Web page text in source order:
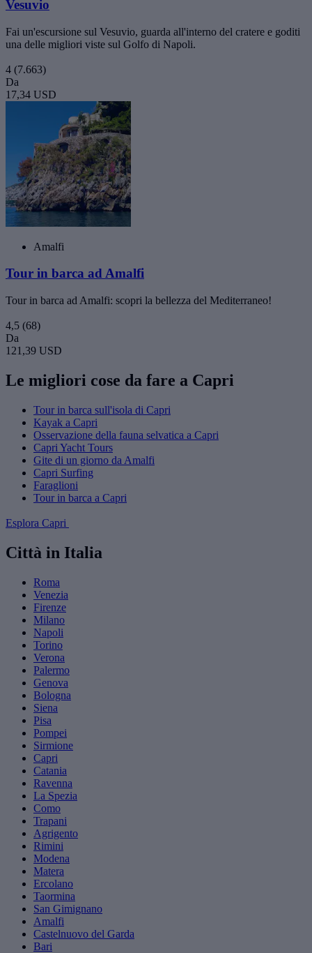
Vesuvio
Fai un'escursione sul Vesuvio, guarda all'interno del cratere e goditi
una delle migliori viste sul Golfo di Napoli.
4 (7.663)
Da
17,34 USD
Amalfi
Tour in barca ad Amalfi
Tour in barca ad Amalfi: scopri la bellezza del Mediterraneo!
4,5 (68)
Da
121,39 USD
Le migliori cose da fare a Capri
Tour in barca sull'isola di Capri
Kayak a Capri
Osservazione della fauna selvatica a Capri
Capri Yacht Tours
Gite di un giorno da Amalfi
Capri Surfing
Faraglioni
Tour in barca a Capri
Esplora Capri
Città in Italia
Roma
Venezia
Firenze
Milano
Napoli
Torino
Verona
Palermo
Genova
Bologna
Siena
Pisa
Pompei
Sirmione
Capri
Catania
Ravenna
La Spezia
Como
Trapani
Agrigento
Rimini
Modena
Matera
Ercolano
Taormina
San Gimignano
Amalfi
Castelnuovo del Garda
Bari